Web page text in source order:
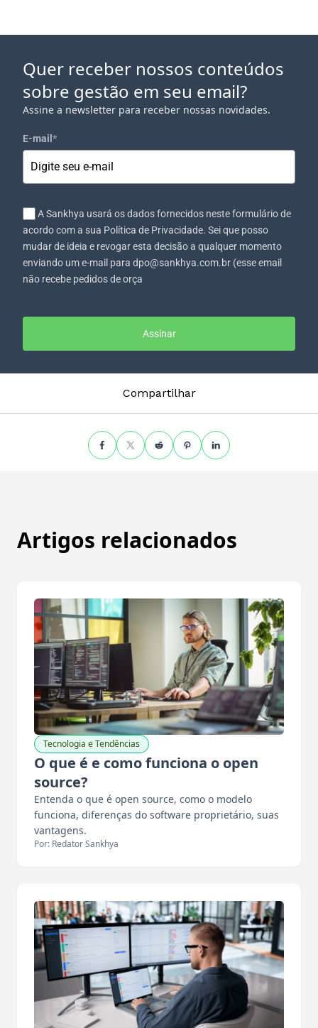
Quer receber nossos conteúdos
sobre gestão em seu email?
Assine a newsletter para receber nossas novidades.
E-mail *
A Sankhya usará os dados fornecidos neste formulário de
acordo com a sua Política de Privacidade. Sei que posso
mudar de ideia e revogar esta decisão a qualquer momento
enviando um e-mail para dpo@sankhya.com.br (esse email
não recebe pedidos de orça
Assinar
Compartilhar
Artigos relacionados
Tecnologia e Tendências
O que é e como funciona o open
source?
Entenda o que é open source, como o modelo
funciona, diferenças do software proprietário, suas
vantagens.
Por: Redator Sankhya